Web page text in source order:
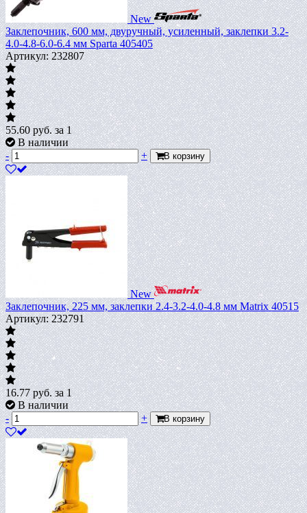
New
Заклепочник, 600 мм, двуручный, усиленный, заклепки 3.2-
4.0-4.8-6.0-6.4 мм Sparta 405405
Артикул: 232807
55.60руб.за 1
В наличии
-
+ В корзину
New
Заклепочник, 225 мм, заклепки 2.4-3.2-4.0-4.8 мм Matrix 40515
Артикул: 232791
16.77руб.за 1
В наличии
-
+ В корзину